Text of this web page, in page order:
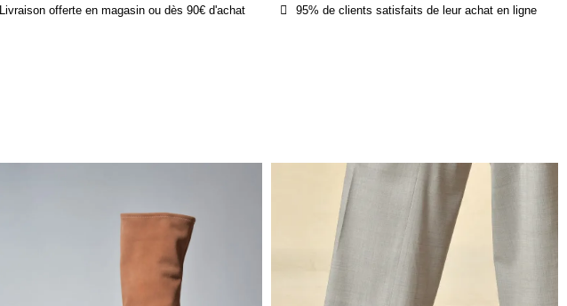
Livraison offerte en magasin ou dès 90€ d'achat
95% de clients satisfaits de leur achat en ligne